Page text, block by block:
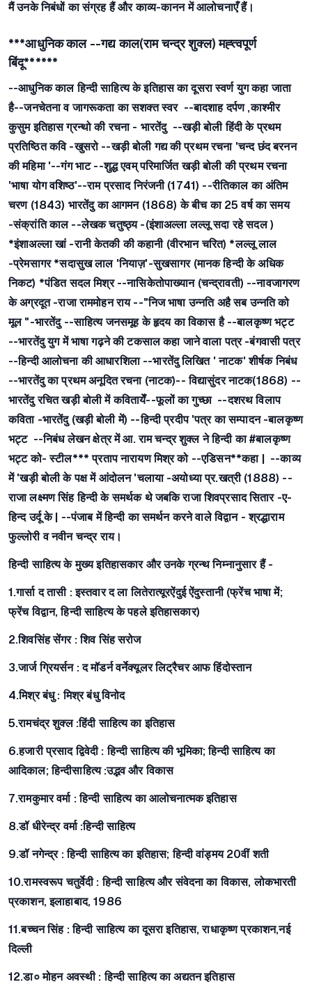
मैं उनके निबंधों का संग्रह हैं और काव्य-कानन में आलोचनाएँ हैं।
***आधुनिक काल --गद्य काल(राम चन्द्र शुक्ल) मह्त्वपूर्ण
बिंदू******
--आधुनिक काल हिन्दी साहित्य के इतिहास का दूसरा स्वर्ण युग कहा जाता
है--जनचेतना व जागरूकता का सशक्त स्वर --बादशाह दर्पण ,काश्मीर
कुसुम इतिहास ग्रन्थो की रचना - भारतेंदु --खड़ी बोली हिंदी के प्रथम
प्रतिष्ठित कवि -खुसरो--खड़ी बोली गद्य की प्रथम रचना 'चन्द छंद बरनन
की महिमा '--गंग भाट--शुद्ध एवम् परिमार्जित खड़ी बोली की प्रथम रचना
'भाषा योग वशिष्ठ'--राम प्रसाद निरंजनी (1741) --रीतिकाल का अंतिम
चरण (1843) भारतेंदु का आगमन (1868) के बीच का 25 वर्ष का समय
-संक्रांति काल--लेखक चतुष्ठ्य -(इंशाअल्ला लल्लू सदा रहे सदल )
*इंशाअल्ला खां -रानी केतकी की कहानी (वीरभान चरित) *लल्लू लाल
-प्रेमसागर*सदासुख लाल 'नियाज़'-सुखसागर (मानक हिन्दी के अधिक
निकट) *पंडित सदल मिश्र --नासिकेतोपाख्यान (चन्द्रावती) --नावजागरण
के अग्रदूत -राजा राममोहन राय--"निज भाषा उन्नति अहै सब उन्नति को
मूल "-भारतेंदु--साहित्य जनसमूह के हृदय का विकास है --बालकृष्ण भट्ट
--भारतेंदु युग में भाषा गढ़ने की टकसाल कहा जाने वाला पत्र -बंगवासी पत्र
--हिन्दी आलोचना की आधारशिला --भारतेंदु लिखित ' नाटक' शीर्षक निबंध
--भारतेंदु का प्रथम अनूदित रचना (नाटक)--विद्यासुंदर नाटक(1868) --
भारतेंदु रचित खड़ी बोली में कवितायेँ--फूलों का गुच्छा --दशरथ विलाप
कविता -भारतेंदु (खड़ी बोली में) --हिन्दी प्रदीप 'पत्र का सम्पादन -बालकृष्ण
भट्ट --निबंध लेखन क्षेत्र में आ. राम चन्द्र शुक्ल ने हिन्दी का#बालकृष्ण
भट्ट को- स्टील*** प्रताप नारायण मिश्र को --एडिसन**कहा | --काव्य
में 'खड़ी बोली के पक्ष में आंदोलन 'चलाया -अयोध्या प्र.खत्री (1888) --
राजा लक्ष्मण सिंह हिन्दी के समर्थक थे जबकि राजा शिवप्रसाद सितार -ए-
हिन्द उर्दू के | --पंजाब में हिन्दी का समर्थन करने वाले विद्वान -श्रद्धाराम
फुल्लोरी व नवीन चन्द्र राय।
हिन्दी साहित्य के मुख्य इतिहासकार और उनके ग्रन्थ निम्नानुसार हैं -
1.गार्सा द तासी :इस्तवार द ला लितेरात्यूरऐंदुई ऐंदुस्तानी (फ्रेंच भाषा में;
फ्रेंच विद्वान, हिन्दी साहित्य के पहले इतिहासकार)
2.शिवसिंह सेंगर :शिव सिंह सरोज
3.जार्ज ग्रियर्सन :द मॉडर्न वर्नेक्यूलर लिट्रैचर आफ हिंदोस्तान
4.मिश्र बंधु : मिश्र बंधु विनोद
5.रामचंद्र शुक्ल :हिंदी साहित्य का इतिहास
6.हजारी प्रसाद द्विवेदी : हिन्दी साहित्य की भूमिका; हिन्दी साहित्य का
आदिकाल; हिन्दीसाहित्य :उद्भव और विकास
7.रामकुमार वर्मा : हिन्दी साहित्य का आलोचनात्मक इतिहास
8.डॉ धीरेन्द्र वर्मा :हिन्दी साहित्य
9.डॉ नगेन्द्र : हिन्दी साहित्य का इतिहास; हिन्दी वांड्मय 20वीं शती
10.रामस्वरूप चतुर्वेदी : हिन्दी साहित्य और संवेदना का विकास, लोकभारती
प्रकाशन, इलाहाबाद, 1986
11.बच्चन सिंह :हिन्दी साहित्य का दूसरा इतिहास, राधाकृष्ण प्रकाशन,नई
दिल्ली
12.डा० मोहन अवस्थी : हिन्दी साहित्य का अद्यतन इतिहास